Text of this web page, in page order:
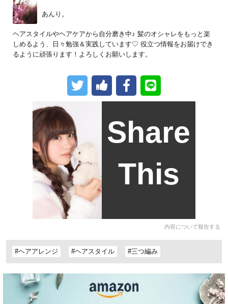
あんり。
ヘアスタイルやヘアケアから自分磨き中♪ 髪のオシャレをもっと楽
しめるよう、日々勉強＆実践しています♡ 役立つ情報をお届けでき
るように頑張ります！よろしくお願いします。
Share
This
内容について報告する
#ヘアアレンジ #ヘアスタイル #三つ編み